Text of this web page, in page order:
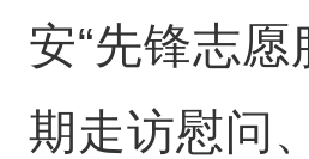
安“先锋志愿
期走访慰问